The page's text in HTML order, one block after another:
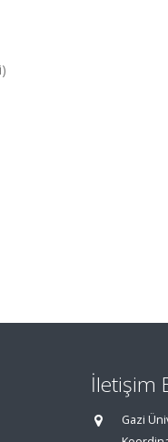
İletişim
Gazi